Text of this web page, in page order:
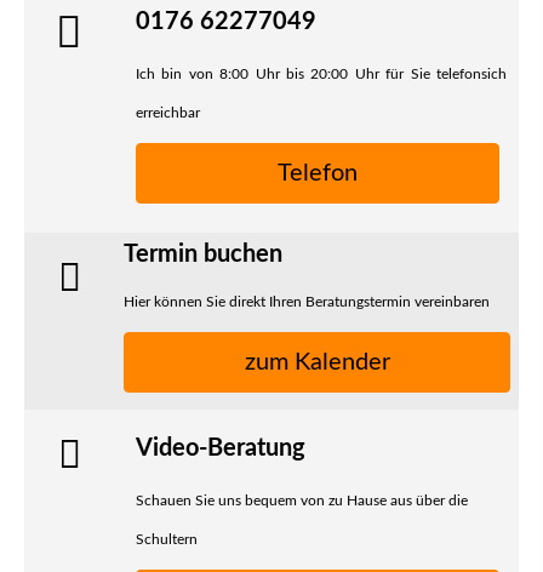
0176 62277049
Ich bin von 8:00 Uhr bis 20:00 Uhr für Sie telefonsich
erreichbar
Telefon
Termin buchen
Hier können Sie direkt Ihren Beratungstermin vereinbaren
zum Kalender
Video-Beratung
Schauen Sie uns bequem von zu Hause aus über die
Schultern